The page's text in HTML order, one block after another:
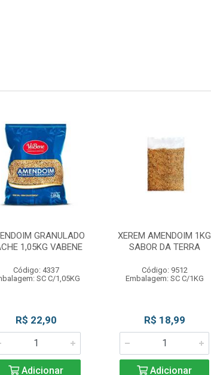
GRANULADO
1,05KG VABENE
Código: 4337
SC C/1,05KG
R$ 22,90
Adicionar
XEREM AMENDOIM 1KG
SABOR DA TERRA
Código: 9512
Embalagem: SC C/1KG
R$ 18,99
Adicionar